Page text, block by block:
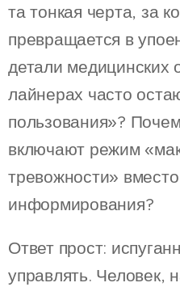
та тонкая черта, за
превращается в
детали медицинских
лайнерах часто
пользования»?
включают режим
тревожности»
информирования?
Ответ прост:
управлять. Человек,